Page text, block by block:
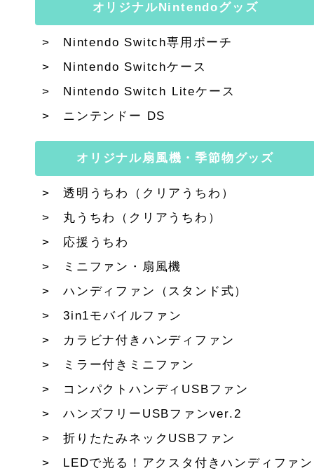
オリジナルNintendoグッズ
Nintendo Switch専用ポーチ
Nintendo Switchケース
Nintendo Switch Liteケース
ニンテンドー DS
オリジナル扇風機・季節物グッズ
透明うちわ（クリアうちわ）
丸うちわ（クリアうちわ）
応援うちわ
ミニファン・扇風機
ハンディファン（スタンド式）
3in1モバイルファン
カラビナ付きハンディファン
ミラー付きミニファン
コンパクトハンディUSBファン
ハンズフリーUSBファンver.2
折りたたみネックUSBファン
LEDで光る！アクスタ付きハンディファン